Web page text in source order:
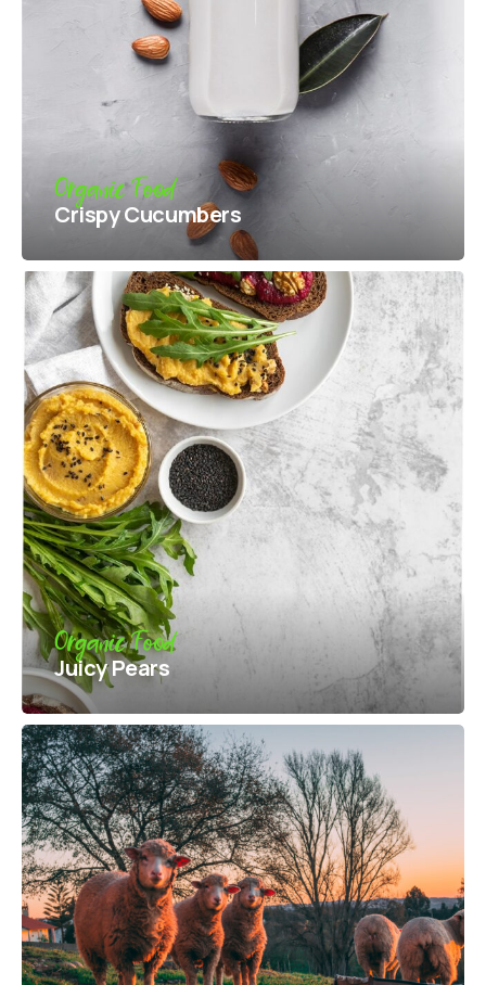
Organic Food
Crispy Сucumbers
Organic Food
Juicy Pears